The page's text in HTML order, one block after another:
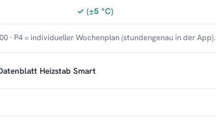
✓ (±5 °C)
· P4 = individueller Wochenplan (stundengenau in der App).
Heizstab Smart